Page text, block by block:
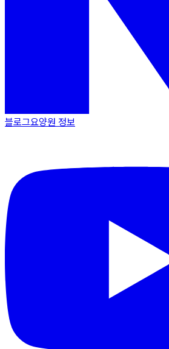
블로그요양원 정보